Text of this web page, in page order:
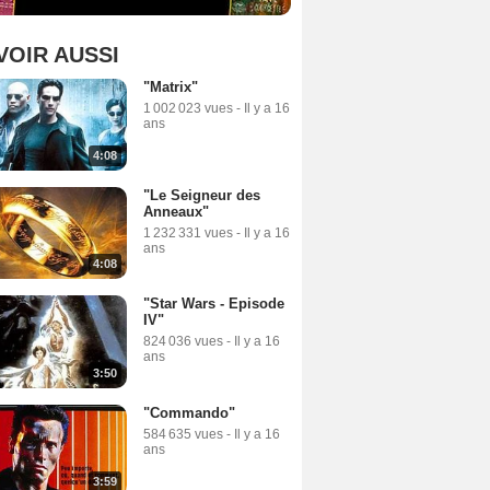
AUSSI
4:08
"Matrix"
1 002 023 vues - Il y a 16
ans
4:08
"Le Seigneur des
Anneaux"
1 232 331 vues - Il y a 16
ans
3:50
"Star Wars - Episode
IV"
824 036 vues -
Il y a 16
ans
3:59
"Commando"
584 635 vues - Il y a 16
ans